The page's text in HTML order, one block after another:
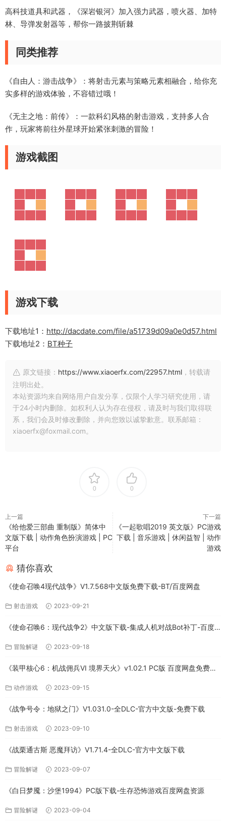
高科技道具和武器，《深岩银河》加入强力武器，喷火器、加特
林、导弹发射器等，帮你一路披荆斩棘
同类推荐
《自由人：游击战争》：将射击元素与策略元素相融合，给你充
实多样的游戏体验，不容错过哦！
《无主之地：前传》：一款科幻风格的射击游戏，支持多人合
作，玩家将前往外星球开始紧张刺激的冒险！
游戏截图
游戏下载
下载地址1： http://dacdate.com/file/a51739d09a0e0d57.html
下载地址2： BT种子
原文链接： https://www.xiaoerfx.com/22957.html ，转载请
注明出处。
本站资源均来自网络用户自发分享，仅限个人学习研究使用，请
于24小时内删除。如权利人认为存在侵权，请及时与我们取得联
系，我们会及时修改删除，并向您致以诚挚歉意。联系邮箱：
xiaoerfx@foxmail.com。
0 0
上一篇
《给他爱三部曲 重制版》简体中
文版下载 | 动作角色扮演游戏 | PC
平台
下一篇
《一起歌唱2019 英文版》PC游戏
下载 | 音乐游戏 | 休闲益智 | 动作
游戏
猜你喜欢
《使命召唤4现代战争》V1.7.568中文版免费下载-BT/百度网盘
射击游戏 2023-09-21
《使命召唤6：现代战争2》中文版下载-集成人机对战Bot补丁-百度
冒险解谜 2023-09-18
《装甲核心6：机战佣兵VI 境界天火》v1.02.1 PC版 百度网盘免费下
动作游戏 2023-09-15
《战争号令：地狱之门》V1.031.0-全DLC-官方中文版-免费下载
射击游戏 2023-09-10
《战栗通古斯 恶魔拜访》V1.71.4-全DLC-官方中文版下载
冒险解谜 2023-09-07
《白日梦魇：沙堡1994》PC版下载-生存恐怖游戏百度网盘资源
冒险解谜 2023-09-04